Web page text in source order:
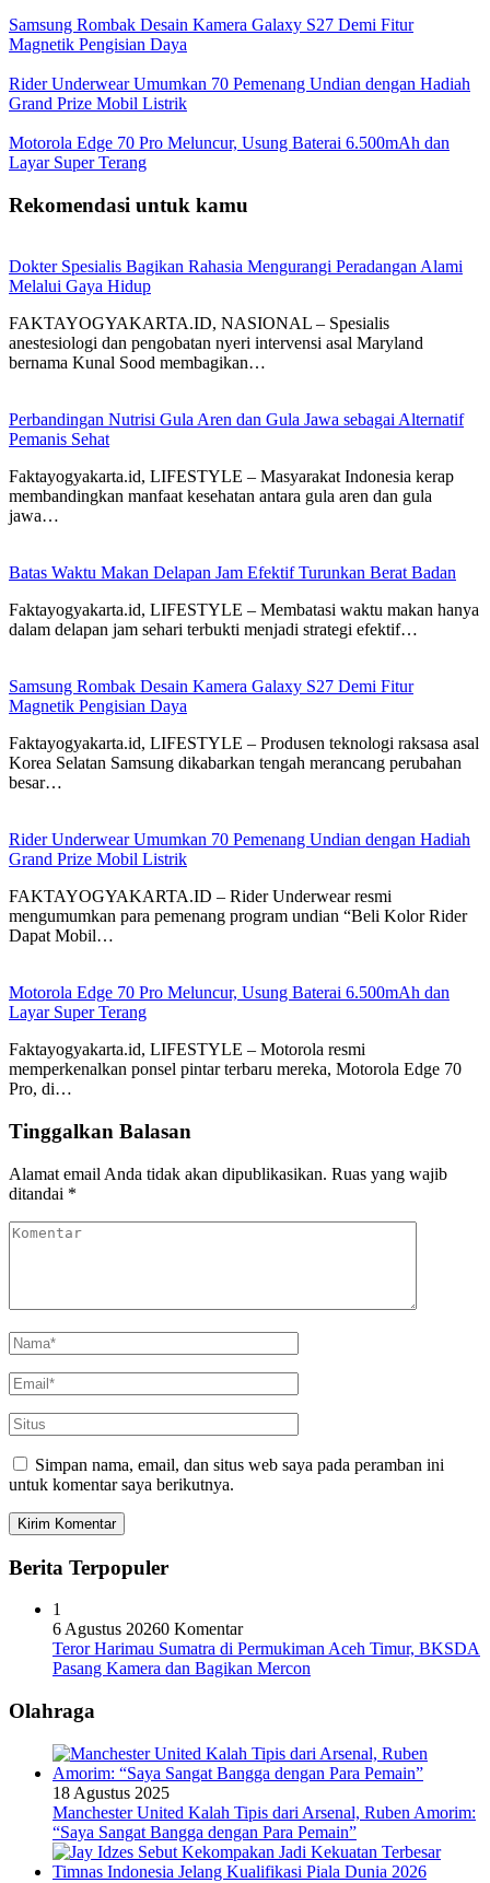
Samsung Rombak Desain Kamera Galaxy S27 Demi Fitur
Magnetik Pengisian Daya
Rider Underwear Umumkan 70 Pemenang Undian dengan Hadiah
Grand Prize Mobil Listrik
Motorola Edge 70 Pro Meluncur, Usung Baterai 6.500mAh dan
Layar Super Terang
Rekomendasi untuk kamu
Dokter Spesialis Bagikan Rahasia Mengurangi Peradangan Alami
Melalui Gaya Hidup
FAKTAYOGYAKARTA.ID, NASIONAL – Spesialis
anestesiologi dan pengobatan nyeri intervensi asal Maryland
bernama Kunal Sood membagikan…
Perbandingan Nutrisi Gula Aren dan Gula Jawa sebagai Alternatif
Pemanis Sehat
Faktayogyakarta.id, LIFESTYLE – Masyarakat Indonesia kerap
membandingkan manfaat kesehatan antara gula aren dan gula
jawa…
Batas Waktu Makan Delapan Jam Efektif Turunkan Berat Badan
Faktayogyakarta.id, LIFESTYLE – Membatasi waktu makan hanya
dalam delapan jam sehari terbukti menjadi strategi efektif…
Samsung Rombak Desain Kamera Galaxy S27 Demi Fitur
Magnetik Pengisian Daya
Faktayogyakarta.id, LIFESTYLE – Produsen teknologi raksasa asal
Korea Selatan Samsung dikabarkan tengah merancang perubahan
besar…
Rider Underwear Umumkan 70 Pemenang Undian dengan Hadiah
Grand Prize Mobil Listrik
FAKTAYOGYAKARTA.ID – Rider Underwear resmi
mengumumkan para pemenang program undian “Beli Kolor Rider
Dapat Mobil…
Motorola Edge 70 Pro Meluncur, Usung Baterai 6.500mAh dan
Layar Super Terang
Faktayogyakarta.id, LIFESTYLE – Motorola resmi
memperkenalkan ponsel pintar terbaru mereka, Motorola Edge 70
Pro, di…
Tinggalkan Balasan
Alamat email Anda tidak akan dipublikasikan. Ruas yang wajib
ditandai *
Simpan nama, email, dan situs web saya pada peramban ini
untuk komentar saya berikutnya.
Berita Terpopuler
1
6 Agustus 20260 Komentar
Teror Harimau Sumatra di Permukiman Aceh Timur, BKSDA
Pasang Kamera dan Bagikan Mercon
Olahraga
18 Agustus 2025
Manchester United Kalah Tipis dari Arsenal, Ruben Amorim:
“Saya Sangat Bangga dengan Para Pemain”